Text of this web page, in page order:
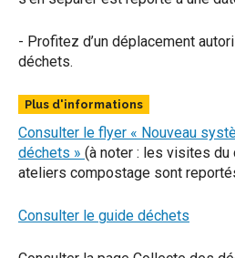
- Profitez d’un déplacement
déchets.
Plus d'informations
Consulter le flyer « Nouveau
déchets » (à noter : les visites
ateliers compostage sont
Consulter le guide déchets